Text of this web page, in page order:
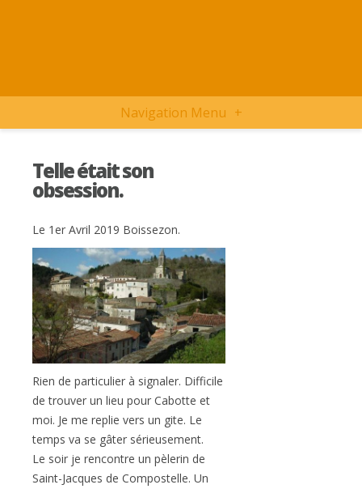
Navigation Menu +
Telle était son
obsession.
Le 1er Avril 2019 Boissezon.
Rien de particulier à signaler. Difficile
de trouver un lieu pour Cabotte et
moi. Je me replie vers un gite. Le
temps va se gâter sérieusement.
Le soir je rencontre un pèlerin de
Saint-Jacques de Compostelle. Un